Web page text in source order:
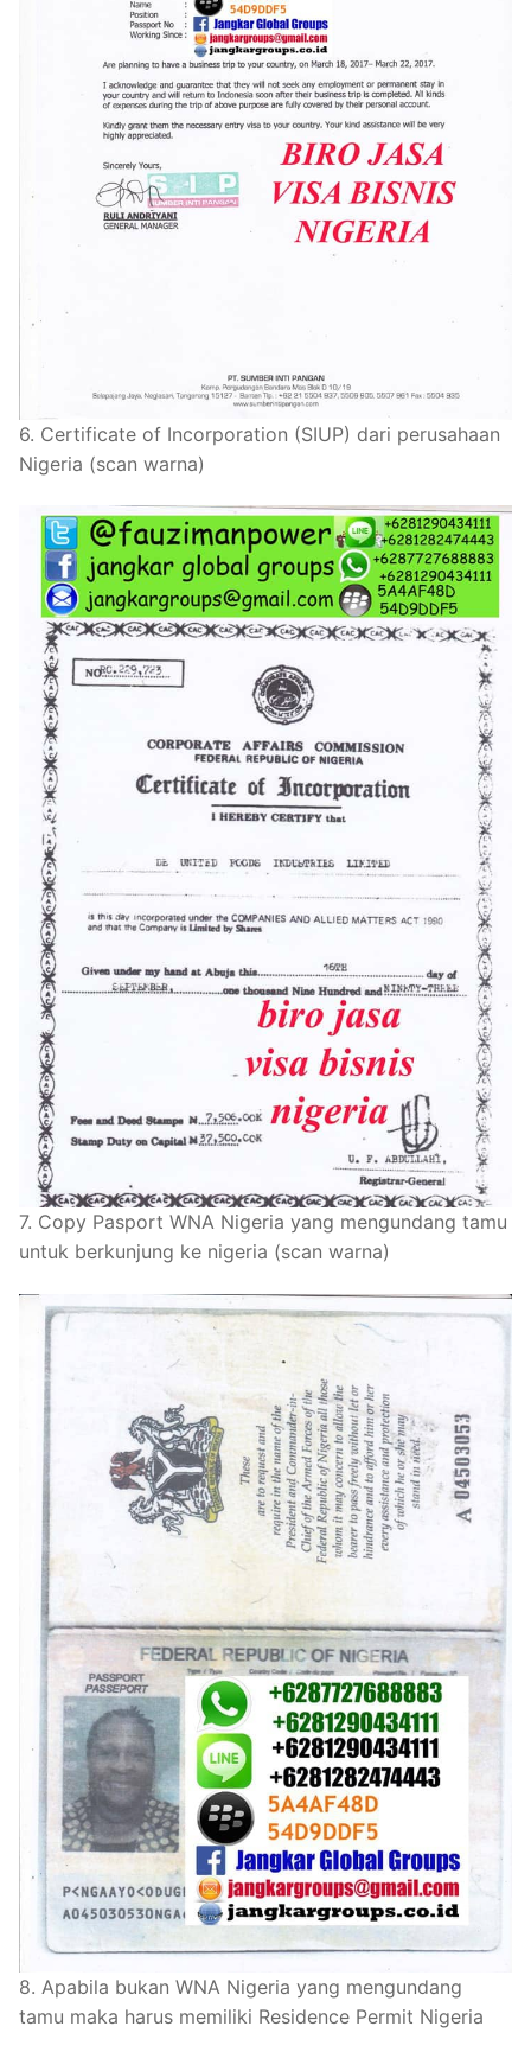
6. Certificate of Incorporation (SIUP) dari perusahaan
Nigeria (scan warna)
7. Copy Pasport WNA Nigeria yang mengundang tamu
untuk berkunjung ke nigeria (scan warna)
8. Apabila bukan WNA Nigeria yang mengundang
tamu maka harus memiliki Residence Permit Nigeria